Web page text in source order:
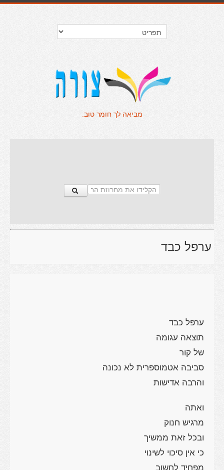
מביאה לך חומר טוב.
ערפל כבד
ערפל כבד
תוצאה עגומה
של קור
סביבה אטמוספרית לא נכונה
והרבה אדישות
ואתה
מרגיש חנוק
ובכל זאת ממשיך
כי אין סיכוי לשינוי
מפחיד לחשוב